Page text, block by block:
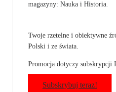
magazyny: Nauka i Historia.
Twoje rzetelne i obiektywne
Polski i ze świata.
Promocja dotyczy subskrypcji
Subskrybuj teraz!